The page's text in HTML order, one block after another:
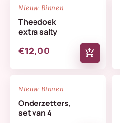
NIEUW
Nieuw Binnen
Theedoek
extra salty
€12,00 add_shopping_cart
NIEUW
Nieuw Binnen
Onderzetters,
set van 4